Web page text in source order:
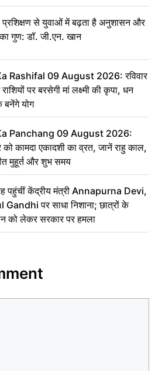
से युवाओं में बढ़ता है अनुशासन और
गुण: डॉ. जी.एन. खान
Rashifal 09 August 2026: रविवार
पर बरसेगी मां लक्ष्मी की कृपा, धन
बनेंगे योग
Panchang 09 August 2026:
को कामदा एकादशी का व्रत, जानें राहु काल,
मुहूर्त और शुभ समय
पहुंचीं केंद्रीय मंत्री Annapurna Devi,
Gandhi पर साधा निशाना; छात्रों के
को लेकर सरकार पर हमला